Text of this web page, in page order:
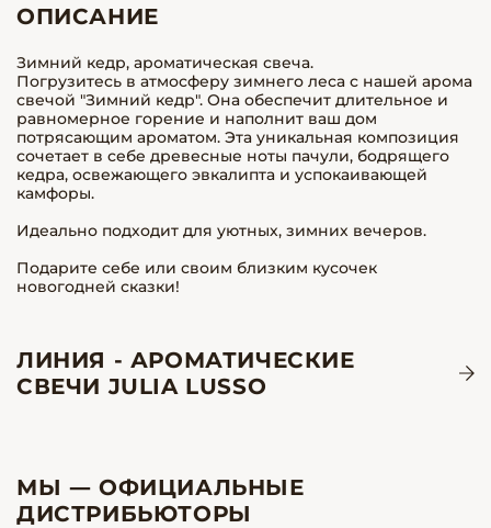
ОПИСАНИЕ
Зимний кедр, ароматическая свеча.
Погрузитесь в атмосферу зимнего леса с нашей арома
свечой "Зимний кедр". Она обеспечит длительное и
равномерное горение и наполнит ваш дом
потрясающим ароматом. Эта уникальная композиция
сочетает в себе древесные ноты пачули, бодрящего
кедра, освежающего эвкалипта и успокаивающей
камфоры.
Идеально подходит для уютных, зимних вечеров.
Подарите себе или своим близким кусочек
новогодней сказки!
ЛИНИЯ - АРОМАТИЧЕСКИЕ
СВЕЧИ JULIA LUSSO
МЫ — ОФИЦИАЛЬНЫЕ
ДИСТРИБЬЮТОРЫ